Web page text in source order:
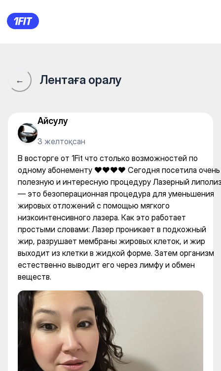
В восторге от 1Fit что
← Лентаға оралу
Айсулу
3 желтоқсан
В восторге от 1Fit что столько возможностей по
одному абонементу ❤️❤️❤️❤️ Сегодня посетила очень
полезную и интересную процедуру Лазерный
— это безоперационная процедура для уменьшения
жировых отложений с помощью мягкого
низкоинтенсивного лазера. Как это работает
простыми словами: Лазер проникает в подкожный
жир, разрушает мембраны жировых клеток, и жир
выходит из клетки в жидкой форме. Затем организм
естественно выводит его через лимфу и обмен
веществ.